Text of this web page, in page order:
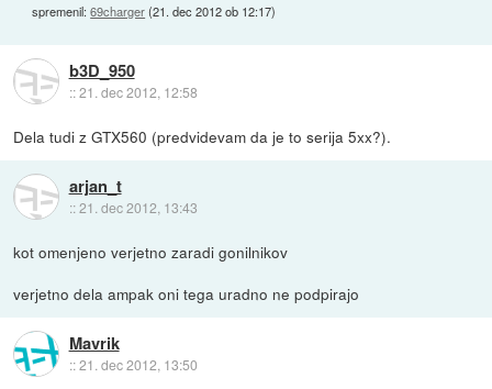
spremenil:69charger(21. dec 2012 ob 12:17)
b3D_950
::21. dec 2012, 12:58
Dela tudi z GTX560 (predvidevam da je to serija 5xx?).
arjan_t
::21. dec 2012, 13:43
kot omenjeno verjetno zaradi gonilnikov
verjetno dela ampak oni tega uradno ne podpirajo
Mavrik
::21. dec 2012, 13:50